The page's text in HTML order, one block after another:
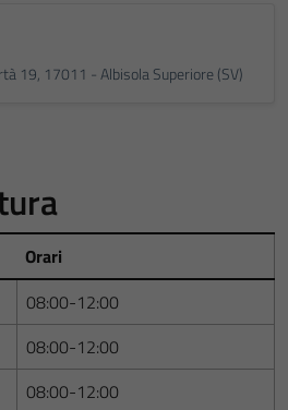
19, 17011 - Albisola Superiore (SV)
Orari
08:00-12:00
08:00-12:00
08:00-12:00